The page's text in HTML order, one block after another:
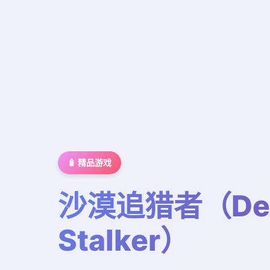
🧴 精品游戏
沙漠追猎者（
Stalker）